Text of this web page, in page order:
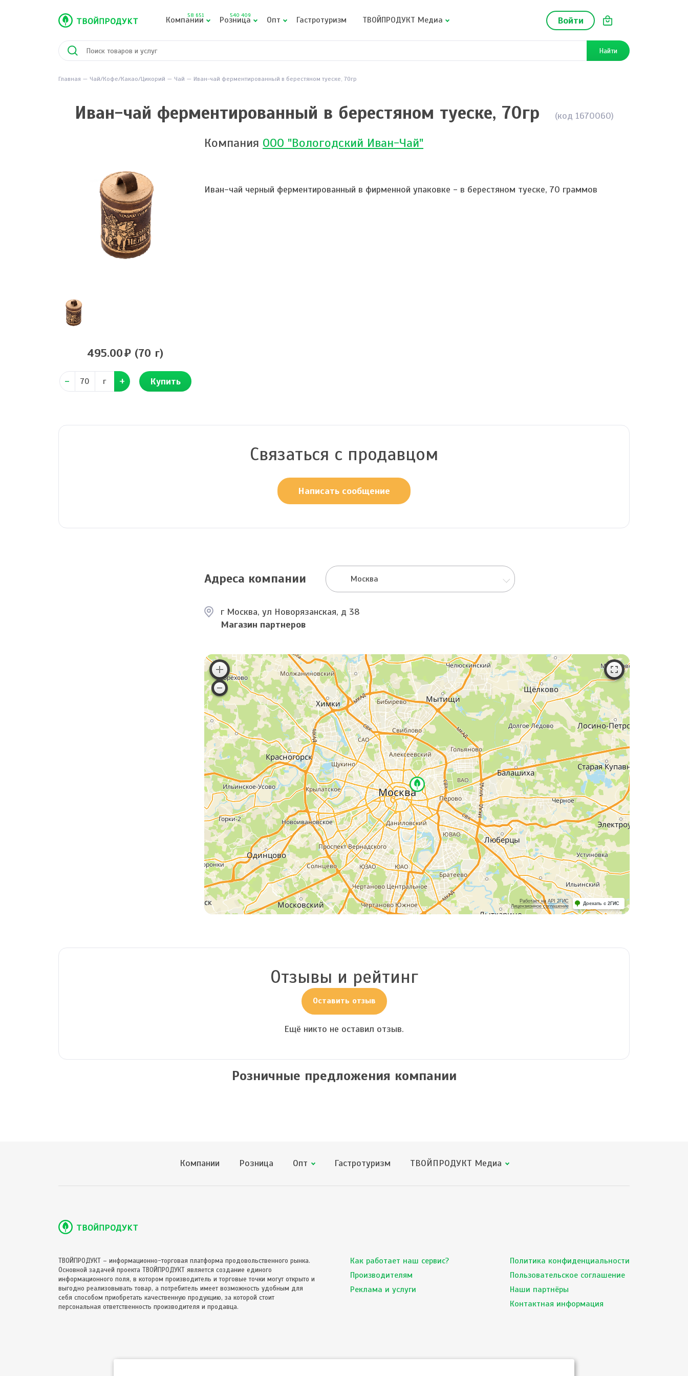
Войти
Компании
58 651 Розница
540 409 Опт Гастротуризм ТВОЙПРОДУКТ Медиа
Найти
Главная Чай/Кофе/Какао/Цикорий Чай Иван-чай ферментированный в берестяном туеске, 70гр
Иван-чай ферментированный в берестяном туеске, 70гр (код 1670060)
495.00 (70 г)
г Купить
Компания ООО "Вологодский Иван-Чай"
Иван-чай черный ферментированный в фирменной упаковке - в берестяном туеске, 70 граммов
Связаться с продавцом
Написать сообщение
Адреса компании Москва
г Москва, ул Новорязанская, д 38
Магазин партнеров
Работает на API 2ГИС
Лицензионное соглашение
Доехать с 2ГИС
Отзывы и рейтинг
Оставить отзыв
Ещё никто не оставил отзыв.
Розничные предложения компании
Компании Розница Опт Гастротуризм ТВОЙПРОДУКТ Медиа
ТВОЙПРОДУКТ – информационно-торговая платформа продовольственного рынка.
Основной задачей проекта ТВОЙПРОДУКТ является создание единого
информационного поля, в котором производитель и торговые точки могут открыто и
выгодно реализовывать товар, а потребитель имеет возможность удобным для
себя способом приобретать качественную продукцию, за которой стоит
персональная ответственность производителя и продавца.
Как работает наш сервис?
Производителям
Реклама и услуги
Политика конфиденциальности
Пользовательское соглашение
Наши партнёры
Контактная информация